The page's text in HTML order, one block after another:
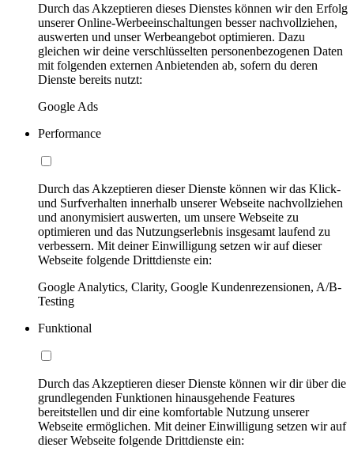
Durch das Akzeptieren dieses Dienstes können wir den Erfolg
unserer Online-Werbeeinschaltungen besser nachvollziehen,
auswerten und unser Werbeangebot optimieren. Dazu
gleichen wir deine verschlüsselten personenbezogenen Daten
mit folgenden externen Anbietenden ab, sofern du deren
Dienste bereits nutzt:
Google Ads
Performance
Durch das Akzeptieren dieser Dienste können wir das Klick-
und Surfverhalten innerhalb unserer Webseite nachvollziehen
und anonymisiert auswerten, um unsere Webseite zu
optimieren und das Nutzungserlebnis insgesamt laufend zu
verbessern. Mit deiner Einwilligung setzen wir auf dieser
Webseite folgende Drittdienste ein:
Google Analytics, Clarity, Google Kundenrezensionen, A/B-
Testing
Funktional
Durch das Akzeptieren dieser Dienste können wir dir über die
grundlegenden Funktionen hinausgehende Features
bereitstellen und dir eine komfortable Nutzung unserer
Webseite ermöglichen. Mit deiner Einwilligung setzen wir auf
dieser Webseite folgende Drittdienste ein: